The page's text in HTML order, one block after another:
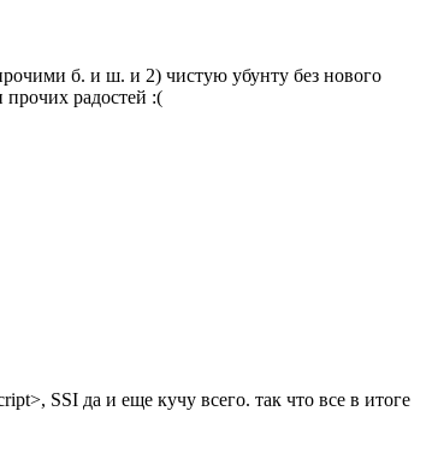
б. и ш. и 2) чистую убунту без нового
прочих радостей :(
SSI да и еще кучу всего. так что все в итоге